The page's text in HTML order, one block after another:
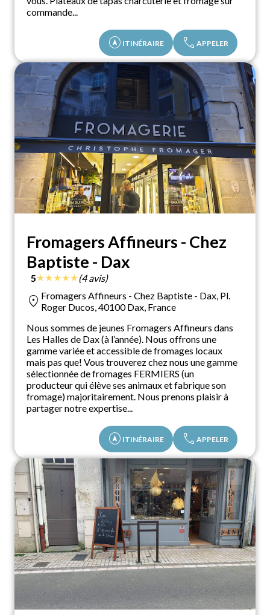
commande...
assistant_navigation ITINÉRAIRE call APPELER
Fromagers Affineurs - Chez
Baptiste - Dax
5★★★★★(4 avis)
location_on Fromagers Affineurs - Chez Baptiste - Dax, Pl.
Roger Ducos, 40100 Dax, France
Nous sommes de jeunes Fromagers Affineurs dans
Les Halles de Dax (à l’année). Nous offrons une
gamme variée et accessible de fromages locaux
mais pas que! Vous trouverez chez nous une gamme
sélectionnée de fromages FERMIERS (un
producteur qui élève ses animaux et fabrique son
fromage) majoritairement. Nous prenons plaisir à
partager notre expertise...
assistant_navigation ITINÉRAIRE call APPELER